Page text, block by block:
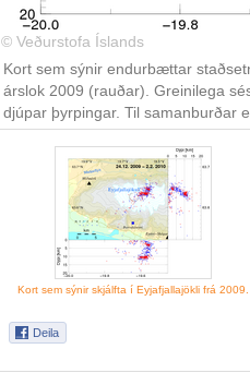
© Veðurstofa Íslands
Kort sem sýnir endurbættar
árslok 2009 (rauðar). Greinilega
djúpar þyrpingar. Til samanburðar
Kort sem sýnir skjálfta í Eyjafjallajökli frá 2009.